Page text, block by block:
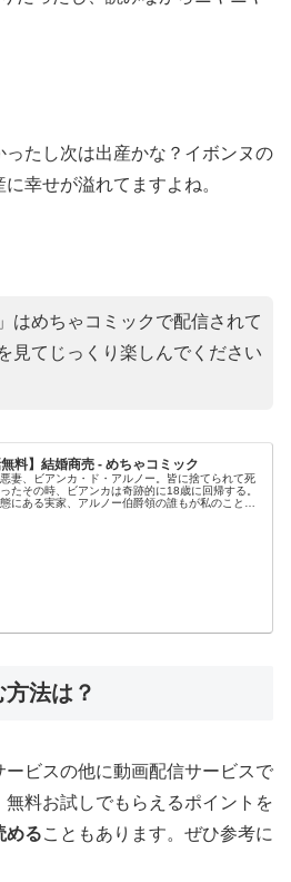
ったし次は出産かな？イボンヌの
幸せが溢れてますよね。
はめちゃコミックで配信されて
見てじっくり楽しんでください
無料】結婚商売 - めちゃコミック
妻、ビアンカ・ド・アルノー。皆に捨てられて死
たその時、ビアンカは奇跡的に18歳に回帰する。
にある実家、アルノー伯爵領の誰もが私のことを
法は？
ビスの他に動画配信サービスで
無料お試しでもらえるポイントを
めることもあります。ぜひ参考に